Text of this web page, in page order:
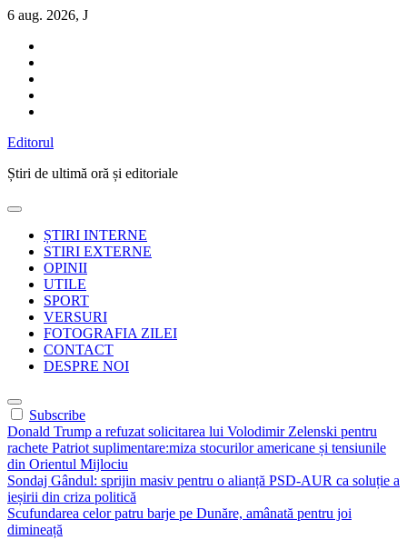
Sari
conținut
6 aug. 2026, J
Editorul
Știri de ultimă oră și editoriale
ȘTIRI INTERNE
STIRI EXTERNE
OPINII
UTILE
SPORT
VERSURI
FOTOGRAFIA ZILEI
CONTACT
DESPRE NOI
Subscribe
Donald Trump a refuzat solicitarea lui Volodimir Zelenski pentru
rachete Patriot suplimentare:miza stocurilor americane și tensiunile
din Orientul Mijlociu
Sondaj Gândul: sprijin masiv pentru o alianță PSD-AUR ca soluție a
ieșirii din criza politică
Scufundarea celor patru barje pe Dunăre, amânată pentru joi
dimineață